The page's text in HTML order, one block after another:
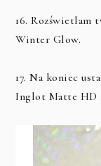
16. Rozświetlam
Winter Glow.
17. Na koniec
Inglot Matte HD